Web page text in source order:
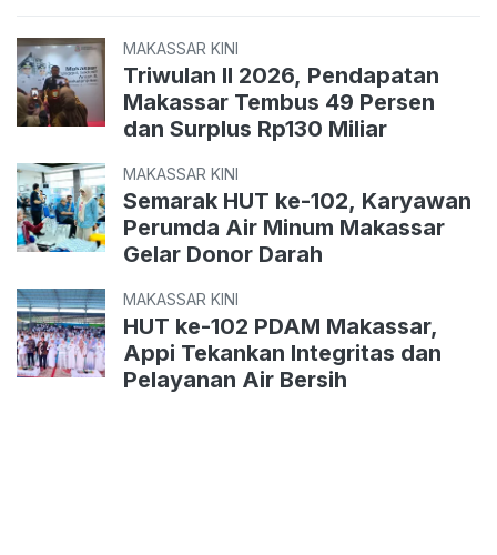
MAKASSAR KINI
Triwulan II 2026, Pendapatan
Makassar Tembus 49 Persen
dan Surplus Rp130 Miliar
MAKASSAR KINI
Semarak HUT ke-102, Karyawan
Perumda Air Minum Makassar
Gelar Donor Darah
MAKASSAR KINI
HUT ke-102 PDAM Makassar,
Appi Tekankan Integritas dan
Pelayanan Air Bersih